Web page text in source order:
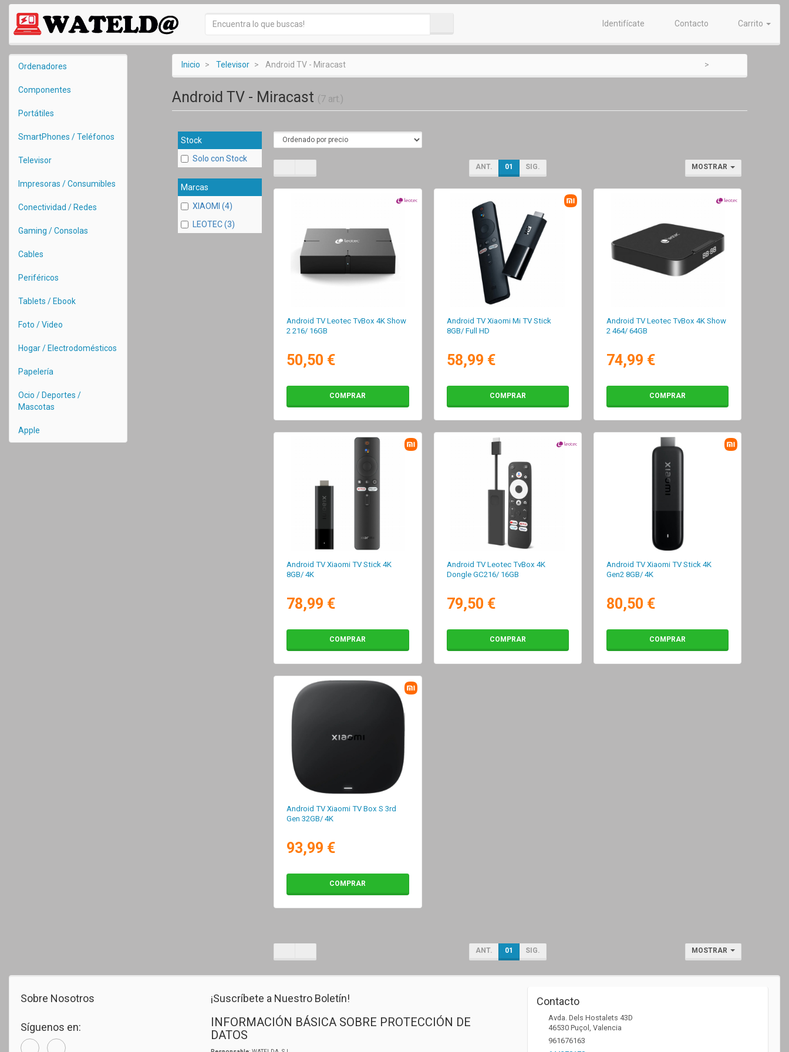
Identifícate Contacto Carrito
Ordenadores
Componentes
Portátiles
SmartPhones / Teléfonos
Televisor
Impresoras / Consumibles
Conectividad / Redes
Gaming / Consolas
Cables
Periféricos
Tablets / Ebook
Foto / Video
Hogar / Electrodomésticos
Papelería
Ocio / Deportes /
Mascotas
Apple
Inicio Televisor Android TV - Miracast
Android TV - Miracast (7 art.)
Stock
Solo con Stock
Marcas
XIAOMI (4)
LEOTEC (3)
ANT. 01 SIG. MOSTRAR
Android TV Leotec TvBox 4K Show
2 216/ 16GB
50,50 €
COMPRAR
Android TV Xiaomi Mi TV Stick
8GB/ Full HD
58,99 €
COMPRAR
Android TV Leotec TvBox 4K Show
2 464/ 64GB
74,99 €
COMPRAR
Android TV Xiaomi TV Stick 4K
8GB/ 4K
78,99 €
COMPRAR
Android TV Leotec TvBox 4K
Dongle GC216/ 16GB
79,50 €
COMPRAR
Android TV Xiaomi TV Stick 4K
Gen2 8GB/ 4K
80,50 €
COMPRAR
Android TV Xiaomi TV Box S 3rd
Gen 32GB/ 4K
93,99 €
COMPRAR
ANT. 01 SIG. MOSTRAR
Sobre Nosotros
Síguenos en:
¡Suscríbete a Nuestro Boletín!
INFORMACIÓN BÁSICA SOBRE PROTECCIÓN DE
DATOS
Contacto
Avda. Dels Hostalets 43D
46530 Puçol Valencia
961676163